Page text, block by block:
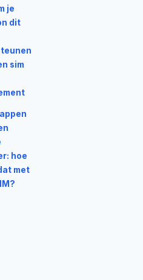
je
dit
sim
hoe
met